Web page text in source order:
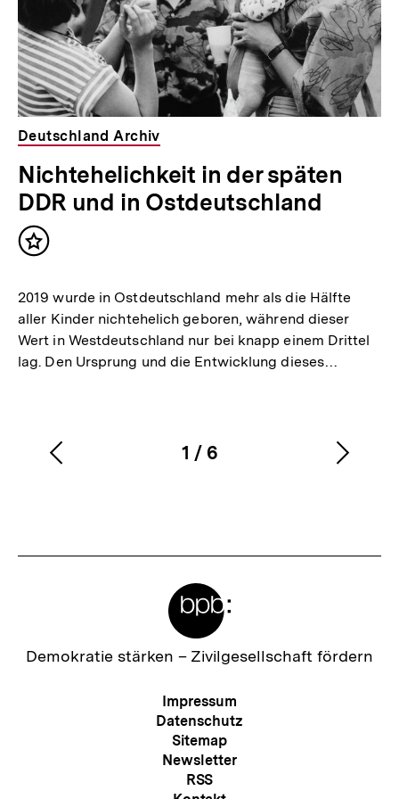
Deutschland Archiv
Nichtehelichkeit in der späten
DDR und in Ostdeutschland
Inhalt
2019 wurde in Ostdeutschland mehr als die Hälfte
aller Kinder nichtehelich geboren, während dieser
Wert in Westdeutschland nur bei knapp einem Drittel
lag. Den Ursprung und die Entwicklung dieses…
Karussellinhalt
1
von
/ 6
Vorherigen
Zur
Demokratie stärken – Zivilgesellschaft fördern
Meta-
Navigation
Impressum
Datenschutz
Sitemap
Newsletter
RSS